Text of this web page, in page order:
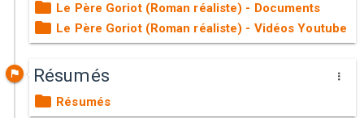
Le Père Goriot (Roman réaliste) - Documents
Le Père Goriot (Roman réaliste) - Vidéos Youtube
Résumés
Résumés